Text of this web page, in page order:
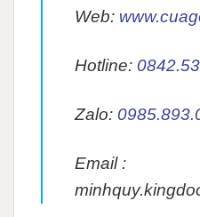
Web:
Hotline:
Zalo:
Email :